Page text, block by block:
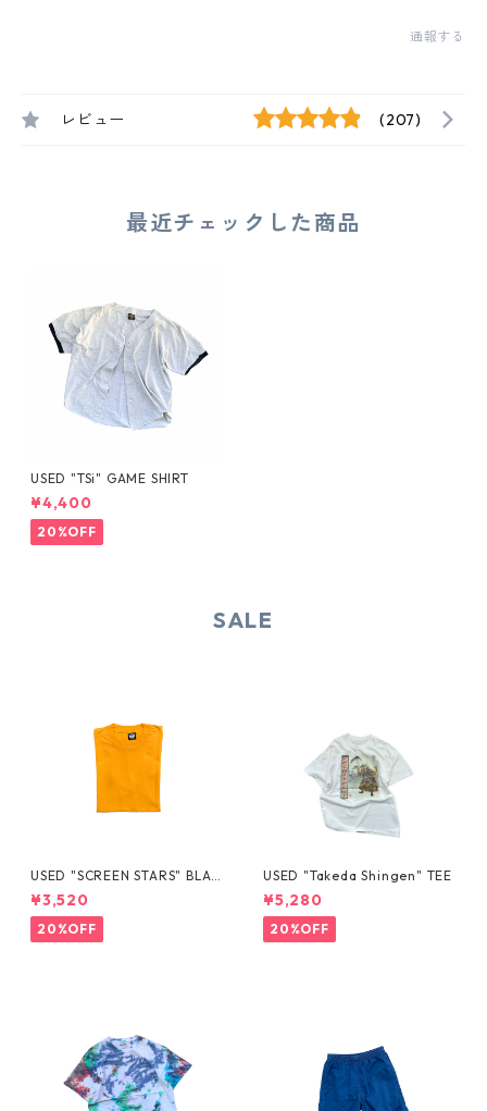
通報する
レビュー (207)
最近チェックした商品
USED "TSi" GAME SHIRT
¥4,400
20%OFF
SALE
USED "SCREEN STARS" BLAN
K TEE
¥3,520
20%OFF
USED "Takeda Shingen" TEE
¥5,280
20%OFF